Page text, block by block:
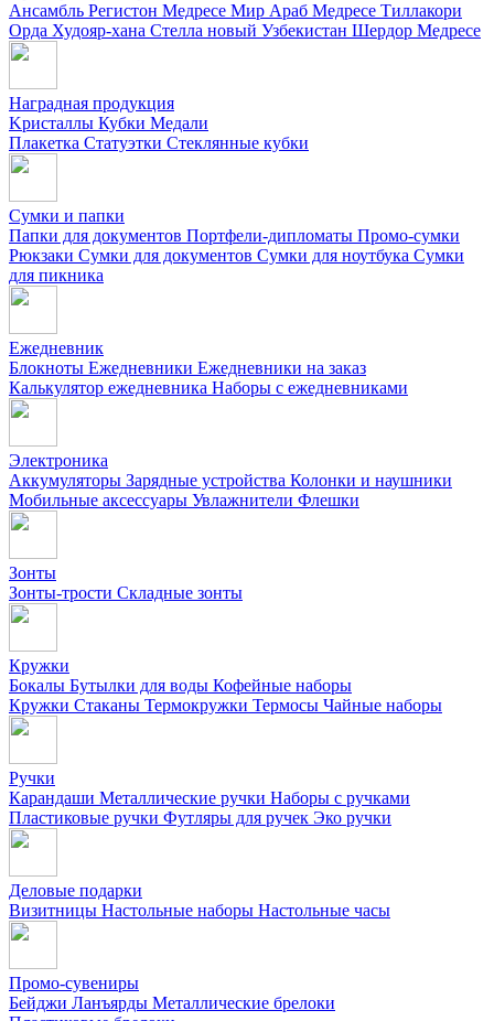
Ансамбль Регистон Медресе Мир Араб Медресе Тиллакори
Орда Худояр-хана Стелла новый Узбекистан Шердор Медресе
Наградная продукция
Kристаллы Кубки Медали
Плакетка Статуэтки Стеклянные кубки
Сумки и папки
Папки для документов Портфели-дипломаты Промо-сумки
Рюкзаки Сумки для документов Сумки для ноутбука Сумки
для пикника
Ежедневник
Блокноты Ежедневники Ежедневники на заказ
Калькулятор ежедневника Наборы с ежедневниками
Электроника
Аккумуляторы Зарядные устройства Колонки и наушники
Мобильные аксессуары Увлажнители Флешки
Зонты
Зонты-трости Складные зонты
Кружки
Бокалы Бутылки для воды Кофейные наборы
Кружки Стаканы Термокружки Термосы Чайные наборы
Ручки
Карандаши Металлические ручки Наборы с ручками
Пластиковые ручки Футляры для ручек Эко ручки
Деловые подарки
Визитницы Настольные наборы Настольные часы
Промо-сувениры
Бейджи Ланъярды Металлические брелоки